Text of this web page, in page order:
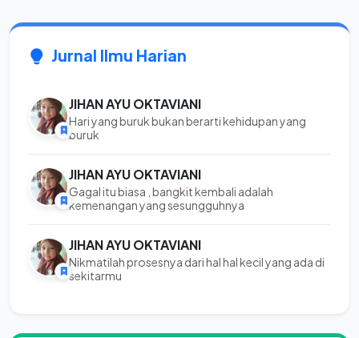
Jurnal Ilmu Harian
JIHAN AYU OKTAVIANI
Hari yang buruk bukan berarti kehidupan yang
buruk
JIHAN AYU OKTAVIANI
Gagal itu biasa , bangkit kembali adalah
kemenangan yang sesungguhnya
JIHAN AYU OKTAVIANI
Nikmatilah prosesnya dari hal hal kecil yang ada di
sekitarmu